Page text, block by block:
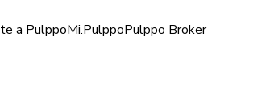
a PulppoMi.PulppoPulppo Broker